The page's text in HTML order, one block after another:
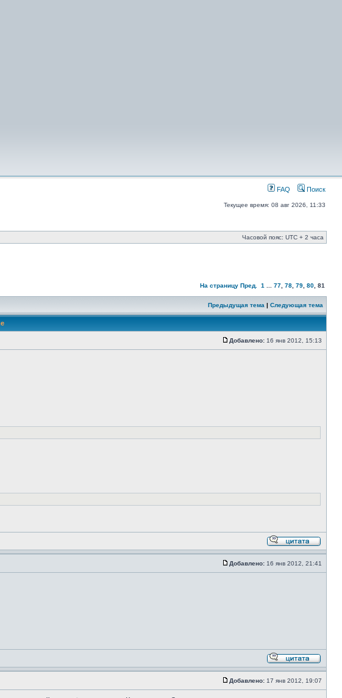
FAQ Поиск
Текущее время: 08 авг 2026, 11:33
Часовой пояс: UTC + 2 часа
На страницу Пред. 1 77 78 79 80 81
Предыдущая тема | Следующая тема
Добавлено: 16 янв 2012, 15:13
Добавлено: 16 янв 2012, 21:41
Добавлено: 17 янв 2012, 19:07